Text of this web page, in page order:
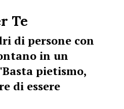
Te
di persone con
in un
pietismo,
di essere